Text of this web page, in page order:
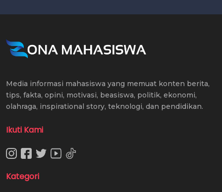
Media informasi mahasiswa yang memuat konten berita,
tips, fakta, opini, motivasi, beasiswa, politik, ekonomi,
olahraga, inspirational story, teknologi, dan pendidikan.
Ikuti Kami
Kategori